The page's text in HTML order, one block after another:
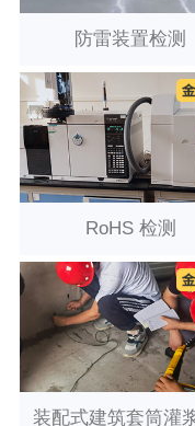
防雷装置检测
RoHS 检测